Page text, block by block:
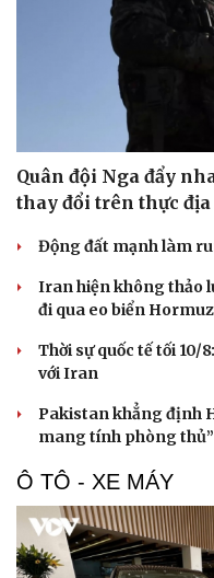
Du lịch
Tư vấn
Quân đội Nga đẩy
thay đổi trên thực địa
Động đất mạnh làm
Iran hiện không thảo
đi qua eo biển Hormuz
Thời sự quốc tế tối
với Iran
Pakistan khẳng định
mang tính phòng thủ”
Ô TÔ - XE MÁY